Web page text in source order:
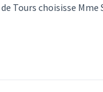
Tours choisisse